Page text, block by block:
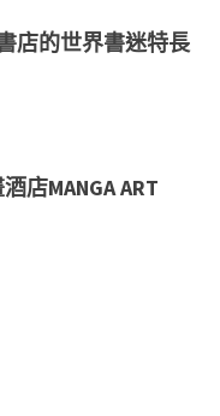
店的世界書迷特長
店MANGA ART